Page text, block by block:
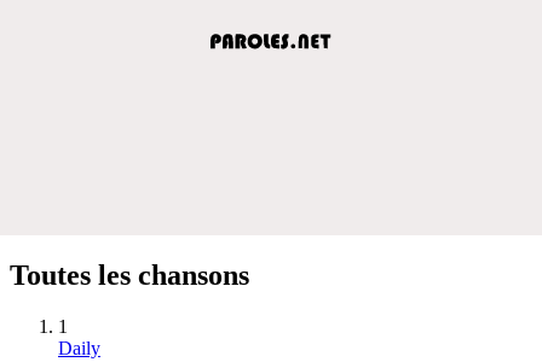
Toutes les chansons
1
Daily